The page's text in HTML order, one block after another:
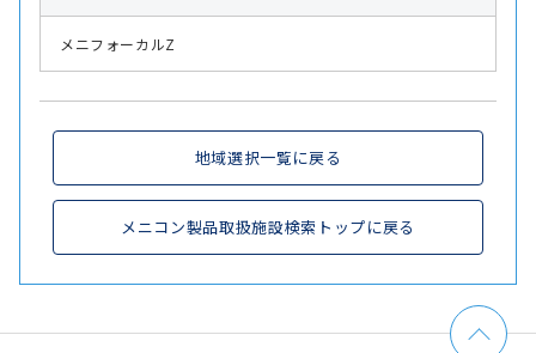
メニフォーカルZ
地域選択一覧に戻る
メニコン製品取扱施設検索トップに戻る